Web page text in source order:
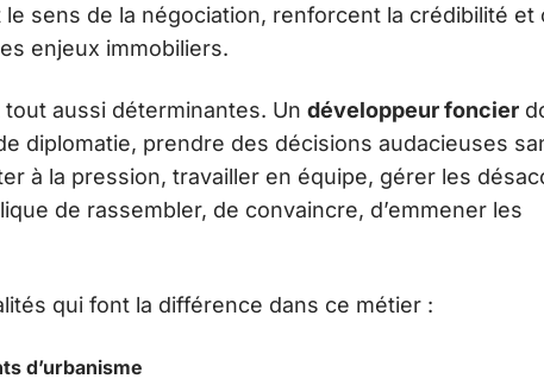
sens de la négociation, renforcent la crédibilité et
enjeux immobiliers.
aussi déterminantes. Un développeur foncier
diplomatie, prendre des décisions audacieuses
à la pression, travailler en équipe, gérer les
de rassembler, de convaincre, d’emmener les
qui font la différence dans ce métier :
d’urbanisme